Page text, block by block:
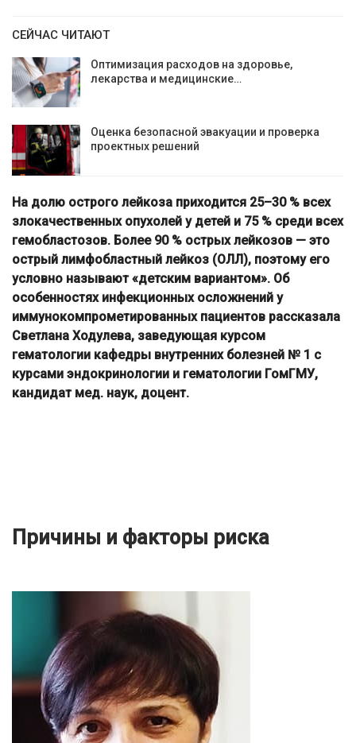
СЕЙЧАС ЧИТАЮТ
Оптимизация расходов на здоровье,
лекарства и медицинские…
Оценка безопасной эвакуации и проверка
проектных решений
На долю острого лейкоза приходится 25–30 % всех
злокачественных опухолей у детей и 75 % среди всех
гемобластозов. Более 90 % острых лейкозов — это
острый лимфобластный лейкоз (ОЛЛ), поэтому его
условно называют «детским вариантом». Об
особенностях инфекционных осложнений у
иммунокомпрометированных пациентов рассказала
Светлана Ходулева, заведующая курсом
гематологии кафедры внутренних болезней № 1 с
курсами эндокринологии и гематологии ГомГМУ,
кандидат мед. наук, доцент.
Причины и факторы риска